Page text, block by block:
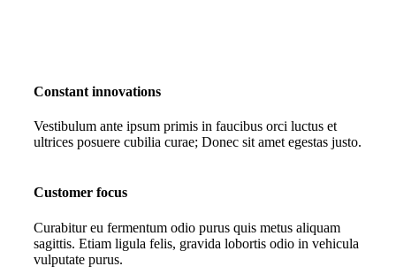
Constant innovations
Vestibulum ante ipsum primis in faucibus orci luctus et
ultrices posuere cubilia curae; Donec sit amet egestas justo.
Customer focus
Curabitur eu fermentum odio purus quis metus aliquam
sagittis. Etiam ligula felis, gravida lobortis odio in vehicula
vulputate purus.